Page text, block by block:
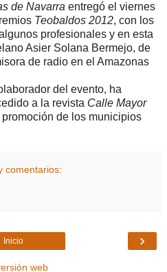
de Navarra entregó el viernes
Teobaldos 2012, con los
profesionales y en esta
Asier Solana Bermejo, de
de radio en el Amazonas
del evento, ha
a la revista Calle Mayor
de los municipios
comentarios:
›
Inicio
web